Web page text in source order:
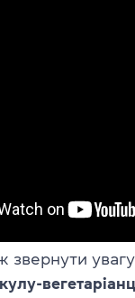
звернути